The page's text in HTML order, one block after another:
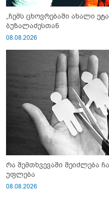
„ჩემს ცხოვრებაში ახალი
ბუზალაძესთან
08.08.2026
რა შემთხვევაში შეიძლება
უფლება
08.08.2026